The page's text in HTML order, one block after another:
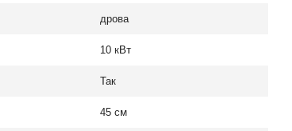
дрова
10 кВт
Так
45 см